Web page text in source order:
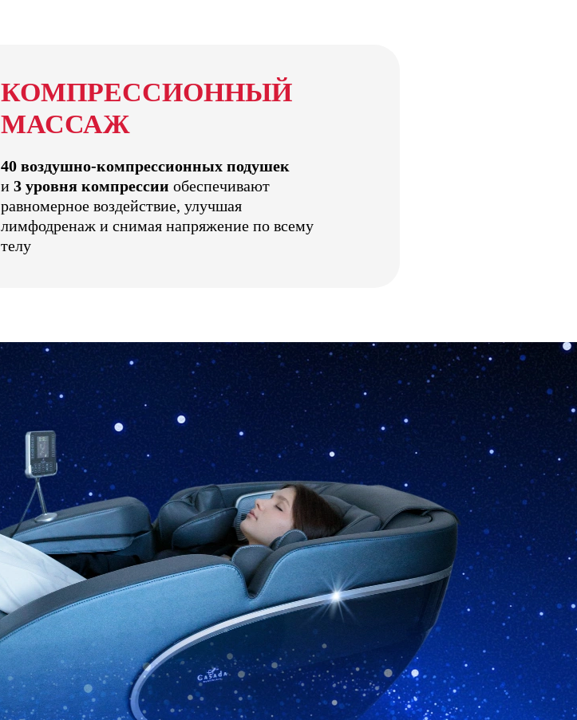
КОМПРЕССИОННЫЙ
МАССАЖ
40 воздушно-компрессионных подушек
и 3 уровня компрессии обеспечивают
равномерное воздействие, улучшая
лимфодренаж и снимая напряжение по всему
телу